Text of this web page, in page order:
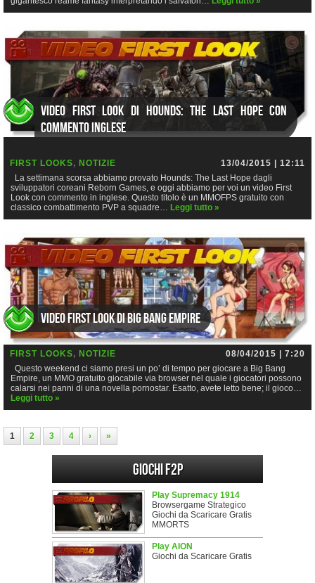
Video First Look di Hounds: The Last Hope con
commento inglese
FIRST LOOKS, NOTIZIE
13/04/2015 | 12:11
La settimana scorsa abbiamo provato Hounds: The Last Hope dagli
sviluppatori coreani Reborn Games, e oggi abbiamo per voi un video First
Look con commento in inglese. Questo titolo è un MMOFPS gratuito con
classico combattimento PVP a squadre… Leggi tutto »
Video First Look di Big Bang Empire
FIRST LOOKS, NOTIZIE
08/04/2015 | 7:20
Questo weekend ci siamo presi un po’ di tempo per giocare a Big Bang
Empire, un MMO gratuito giocabile via browser nel quale i giocatori possono
calarsi nei panni di una novella pornostar. Esatto, avete letto bene; il gioco…
Leggi tutto »
1 2 3 4 › »
Giochi F2P
Play Supremacy 1914
Browsergame Strategico
Giochi da Scaricare Gratis
MMORTS
Play AION
Giochi da Scaricare Gratis